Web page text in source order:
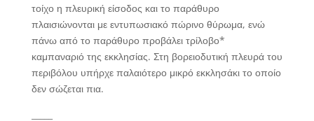
τοίχο η πλευρική είσοδος και το παράθυρο
πλαισιώνονται με εντυπωσιακό πώρινο θύρωμα, ενώ
πάνω από το παράθυρο προβάλει τρίλοβο*
καμπαναριό της εκκλησίας. Στη βορειοδυτική πλευρά του
περιβόλου υπήρχε παλαιότερο μικρό εκκλησάκι το οποίο
δεν σώζεται πια.